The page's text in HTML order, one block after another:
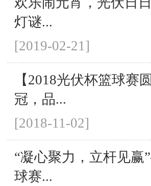
灯谜...
[2019-02-21]
【2018光伏杯篮球赛
冠，品...
[2018-11-02]
“凝心聚力，立杆见
球赛...